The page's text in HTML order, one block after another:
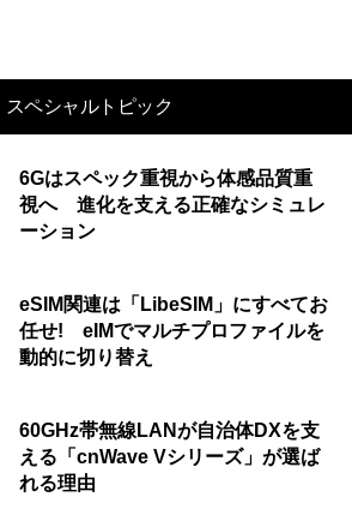
スペシャルトピック
6Gはスペック重視から体感品質重
視へ 進化を支える正確なシミュレ
ーション
eSIM関連は「LibeSIM」にすべてお
任せ! eIMでマルチプロファイルを
動的に切り替え
60GHz帯無線LANが自治体DXを支
える「cnWave Vシリーズ」が選ば
れる理由